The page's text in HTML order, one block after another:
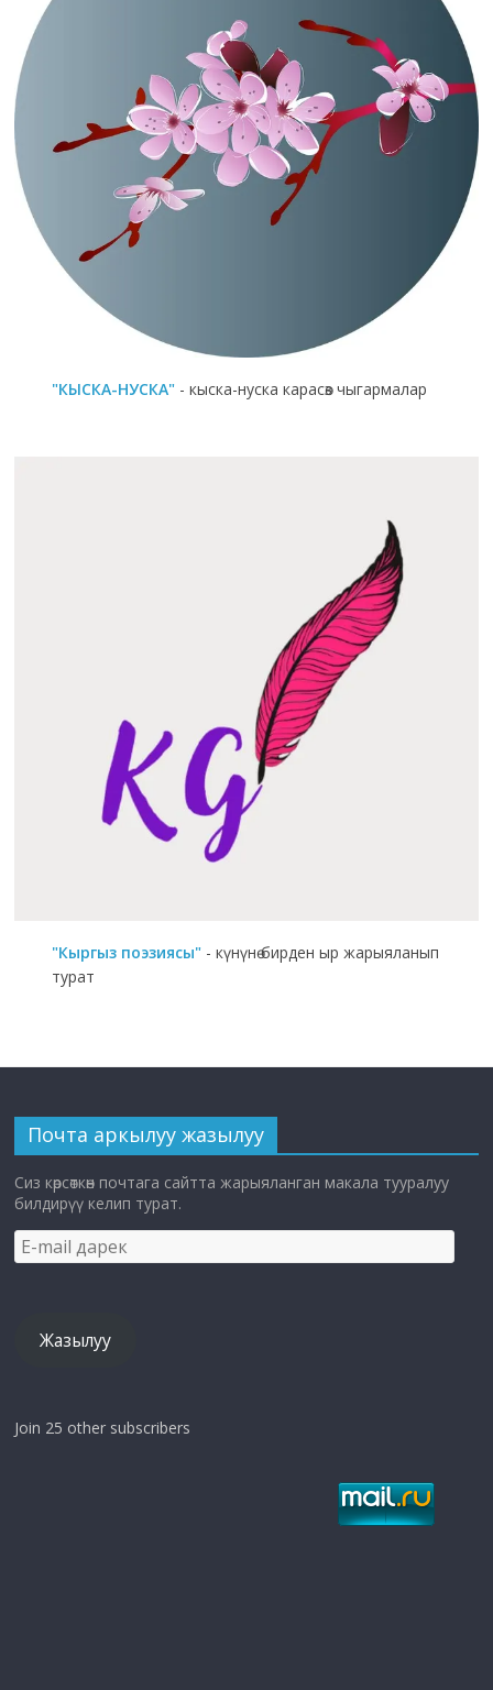
"КЫСКА-НУСКА" - кыска-нуска карасөз чыгармалар
"Кыргыз поэзиясы" - күнүнө бирден ыр жарыяланып
турат
Почта аркылуу жазылуу
Сиз көрсөткөн почтага сайтта жарыяланган макала тууралуу
билдирүү келип турат.
E-
mail
Жазылуу
Join 25 other subscribers